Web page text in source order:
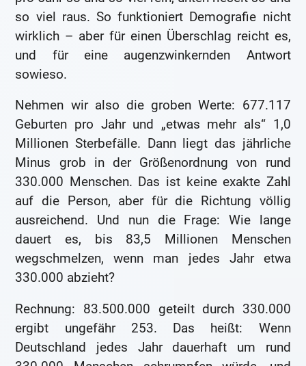
so viel raus. So funktioniert Demografie nicht
wirklich – aber für einen Überschlag reicht es,
und für eine augenzwinkernden Antwort
sowieso.
Nehmen wir also die groben Werte: 677.117
Geburten pro Jahr und „etwas mehr als“ 1,0
Millionen Sterbefälle. Dann liegt das jährliche
Minus grob in der Größenordnung von rund
330.000 Menschen. Das ist keine exakte Zahl
auf die Person, aber für die Richtung völlig
ausreichend. Und nun die Frage: Wie lange
dauert es, bis 83,5 Millionen Menschen
wegschmelzen, wenn man jedes Jahr etwa
330.000 abzieht?
Rechnung: 83.500.000 geteilt durch 330.000
ergibt ungefähr 253. Das heißt: Wenn
Deutschland jedes Jahr dauerhaft um rund